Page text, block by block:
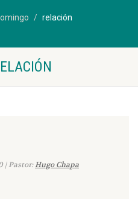
relación
| Pastor:Hugo Chapa